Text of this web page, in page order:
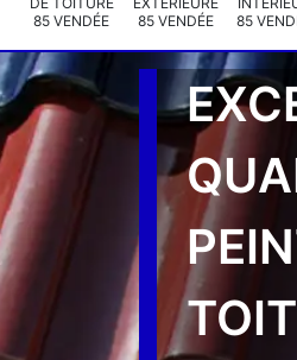
85 VENDÉE
85 VENDÉE
85